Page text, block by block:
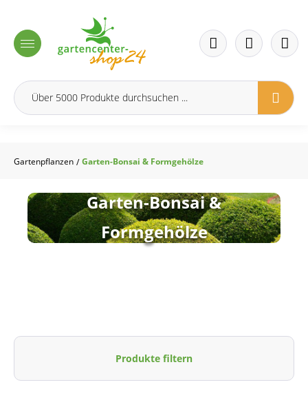
Gartenpflanzen / Garten-Bonsai & Formgehölze
Garten-Bonsai &
Formgehölze
Produkte filtern